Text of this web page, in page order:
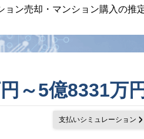
ョン売却・マンション購入の推
～5億8331万円
支払いシミュレーション